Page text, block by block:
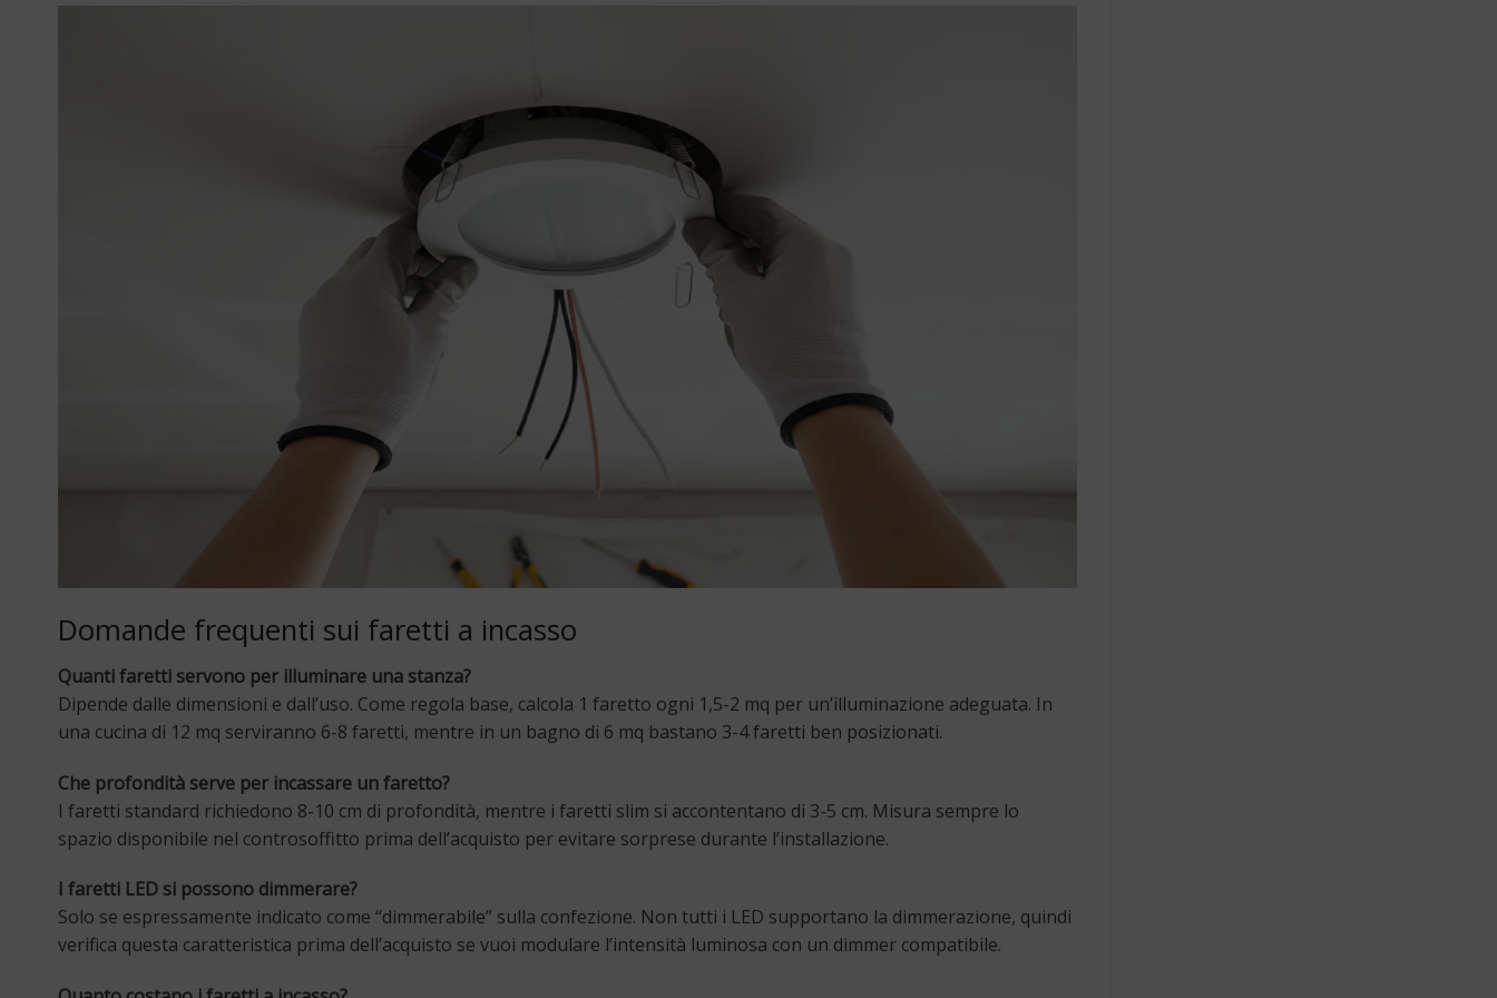
Domande frequenti sui faretti a incasso
Quanti faretti servono per illuminare una stanza?
Dipende dalle dimensioni e dall’uso. Come regola base, calcola 1 faretto ogni 1,5-2 mq per un’illuminazione adeguata. In
una cucina di 12 mq serviranno 6-8 faretti, mentre in un bagno di 6 mq bastano 3-4 faretti ben posizionati.
Che profondità serve per incassare un faretto?
I faretti standard richiedono 8-10 cm di profondità, mentre i faretti slim si accontentano di 3-5 cm. Misura sempre lo
spazio disponibile nel controsoffitto prima dell’acquisto per evitare sorprese durante l’installazione.
I faretti LED si possono dimmerare?
Solo se espressamente indicato come “dimmerabile” sulla confezione. Non tutti i LED supportano la dimmerazione, quindi
verifica questa caratteristica prima dell’acquisto se vuoi modulare l’intensità luminosa con un dimmer compatibile.